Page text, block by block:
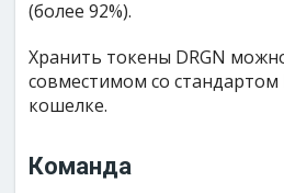
(более 92%).
Хранить токены DRGN
совместимом со стандартом
кошелке.
Команда